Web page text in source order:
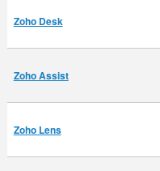
Zoho Desk
Zoho Assist
Zoho Lens